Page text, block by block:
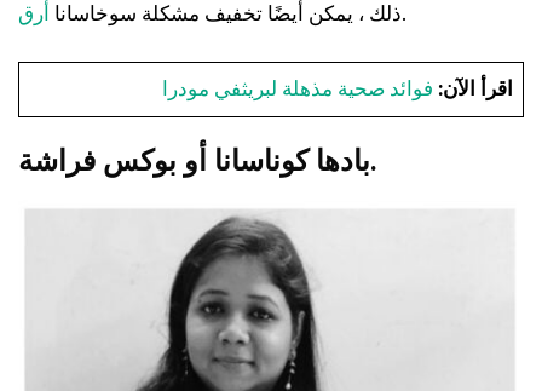
ذلك ، يمكن أيضًا تخفيف مشكلة سوخاسانا أرق .
اقرأ الآن: فوائد صحية مذهلة لبريثفي مودرا
بادها كوناسانا أو بوكس فراشة.